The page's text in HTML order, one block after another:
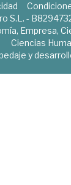
S.L. -
Empresa,
Ciencias
y